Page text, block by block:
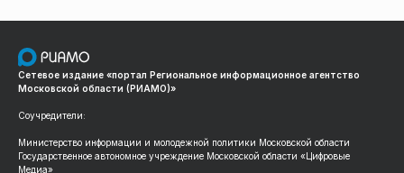
Сетевое издание «портал Региональное информационное агентство
Московской области (РИАМО)»
Соучредители:
Министерство информации и молодежной политики Московской области
Государственное автономное учреждение Московской области «Цифровые
Медиа»